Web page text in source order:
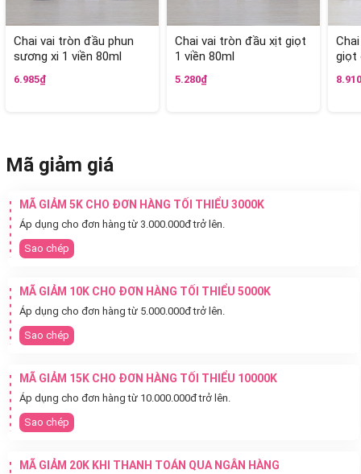
Chai vai tròn đầu phun
sương xi 1 viền 80ml
6.985₫
Chai vai tròn đầu xịt giọt
1 viền 80ml
5.280₫
giọt
Mã giảm giá
MÃ GIẢM 5K CHO ĐƠN HÀNG TỐI THIỂU 3000K
Áp dụng cho đơn hàng từ 3.000.000đ trở lên.
Sao chép
MÃ GIẢM 10K CHO ĐƠN HÀNG TỐI THIỂU 5000K
Áp dụng cho đơn hàng từ 5.000.000đ trở lên.
Sao chép
MÃ GIẢM 15K CHO ĐƠN HÀNG TỐI THIỂU 10000K
Áp dụng cho đơn hàng từ 10.000.000đ trở lên.
Sao chép
MÃ GIẢM 20K KHI THANH TOÁN QUA NGÂN HÀNG